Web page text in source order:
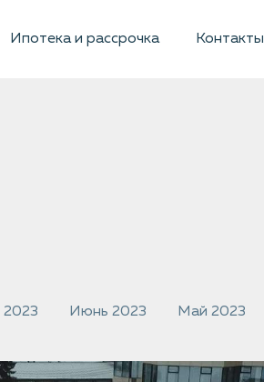
Ипотека и рассрочка Контакты
Июнь 2023 Май 2023